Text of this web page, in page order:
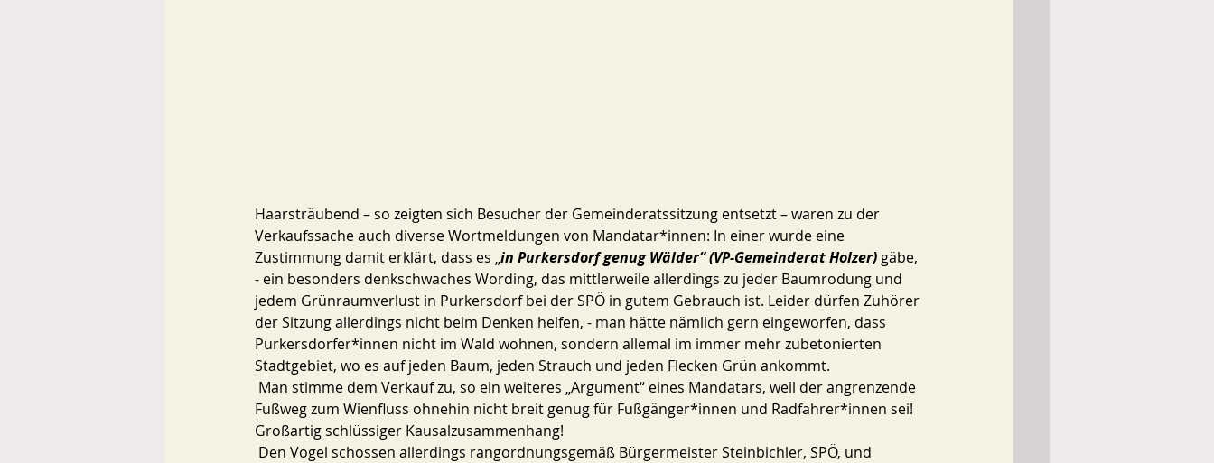
Haarsträubend – so zeigten sich Besucher der Gemeinderatssitzung entsetzt – waren zu der
Verkaufssache auch diverse Wortmeldungen von Mandatar*innen: In einer wurde eine
Zustimmung damit erklärt, dass es „in Purkersdorf genug Wälder“ (VP-Gemeinderat Holzer) gäbe,
- ein besonders denkschwaches Wording, das mittlerweile allerdings zu jeder Baumrodung und
jedem Grünraumverlust in Purkersdorf bei der SPÖ in gutem Gebrauch ist. Leider dürfen Zuhörer
der Sitzung allerdings nicht beim Denken helfen, - man hätte nämlich gern eingeworfen, dass
Purkersdorfer*innen nicht im Wald wohnen, sondern allemal im immer mehr zubetonierten
Stadtgebiet, wo es auf jeden Baum, jeden Strauch und jeden Flecken Grün ankommt.
Fußweg zum Wienfluss ohnehin nicht breit genug für Fußgänger*innen und Radfahrer*innen sei!
Großartig schlüssiger Kausalzusammenhang!